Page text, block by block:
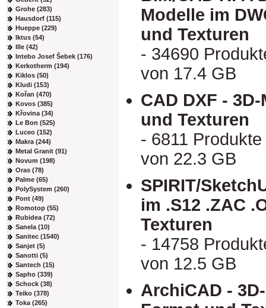
Grohe (283)
Hausdorf (115)
Hueppe (229)
Iktus (54)
Ille (42)
Intebo Josef Šebek (176)
Kerkotherm (194)
Kiklos (50)
Kludi (153)
Kořan (470)
Kovos (385)
Křovina (34)
Le Bon (525)
Luceo (152)
Makra (244)
Metal Granit (91)
Novum (198)
Oras (78)
Palme (65)
PolySystem (260)
Pont (49)
Romotop (55)
Rubidea (72)
Sanela (10)
Sanitec (1540)
Sanjet (5)
Sanotti (5)
Santech (15)
Sapho (339)
Schock (38)
Teiko (378)
Toka (265)
Modelle im
und Texturen
- 34690
von 17.4 GB
CAD DXF -
und Texturen
- 6811
von 22.3 GB
SPIRIT/
im .S12 .ZAC
Texturen
- 14758
von 12.5 GB
ArchiCAD -